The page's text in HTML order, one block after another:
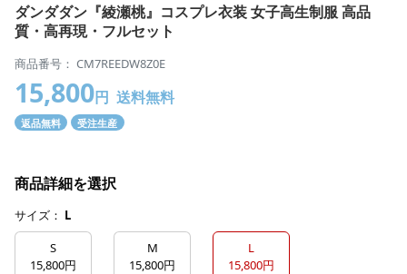
ダンダダン『綾瀬桃』コスプレ衣装 女子高生制服 高品
質・高再現・フルセット
商品番号： CM7REEDW8Z0E
15,800円 送料無料
返品無料 受注生産
商品詳細を選択
サイズ： L
S
15,800円
M
15,800円
L
15,800円